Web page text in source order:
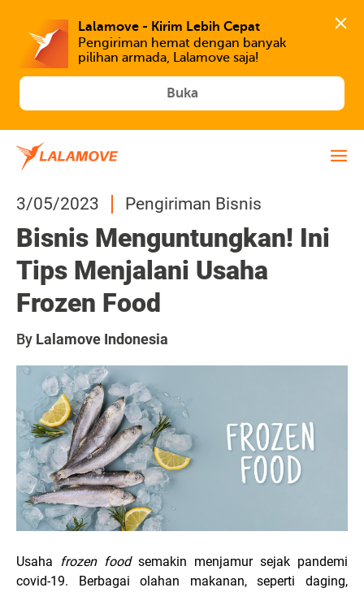
Lalamove - Kirim Lebih Cepat
Pengiriman hemat dengan banyak
Buka
3/05/2023 Pengiriman Bisnis
Bisnis Menguntungkan! Ini
Tips Menjalani Usaha
Frozen Food
By Lalamove Indonesia
Usaha frozen foodsemakin menjamur sejak pandemi
covid-19. Berbagai olahan makanan, seperti daging,